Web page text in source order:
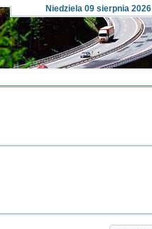
Niedziela09 sierpnia 2026